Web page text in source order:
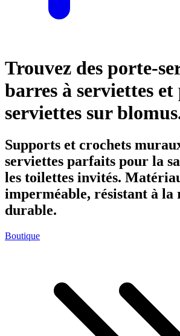
Trouvez des porte-
barres à serviettes
serviettes sur
Supports et crochets
serviettes parfaits pour la
les toilettes invités.
imperméable, résistant à la
durable.
Boutique